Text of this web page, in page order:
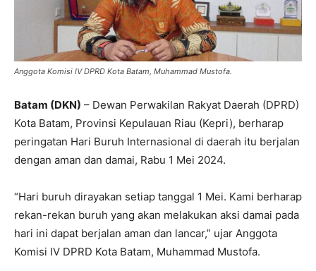
Anggota Komisi IV DPRD Kota Batam, Muhammad Mustofa.
Batam (DKN) – Dewan Perwakilan Rakyat Daerah (DPRD)
Kota Batam, Provinsi Kepulauan Riau (Kepri), berharap
peringatan Hari Buruh Internasional di daerah itu berjalan
dengan aman dan damai, Rabu 1 Mei 2024.
“Hari buruh dirayakan setiap tanggal 1 Mei. Kami berharap
rekan-rekan buruh yang akan melakukan aksi damai pada
hari ini dapat berjalan aman dan lancar,” ujar Anggota
Komisi IV DPRD Kota Batam, Muhammad Mustofa.